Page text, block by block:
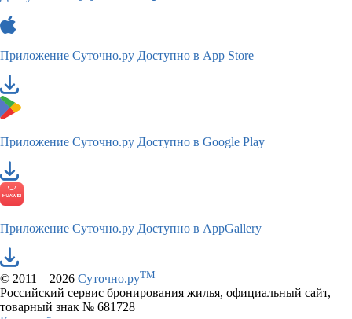
Приложение Суточно.ру Доступно в App Store
Приложение Суточно.ру Доступно в Google Play
Приложение Суточно.ру Доступно в AppGallery
© 2011—2026 Суточно.руTM
Российский сервис бронирования жилья, официальный сайт,
товарный знак № 681728